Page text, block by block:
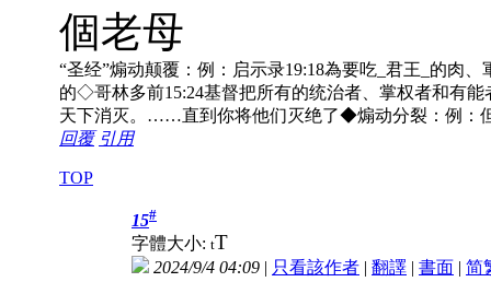
個老母
“圣经”煽动颠覆：例：启示录19:18為要吃_君王_的肉
的◇哥林多前15:24基督把所有的统治者、掌权者和有
天下消灭。……直到你将他们灭绝了◆煽动分裂：例：
回覆 引用
TOP
15#
字體大小: tT
2024/9/4 04:09 | 只看該作者 | 翻譯 | 書面 | 简